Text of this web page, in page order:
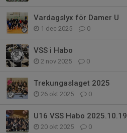
Vardagslyx för Damer U
1 dec 2025 0
VSS i Habo
2 nov 2025 0
Trekungaslaget 2025
26 okt 2025 0
U16 VSS Habo 2025.10.19
20 okt 2025 0